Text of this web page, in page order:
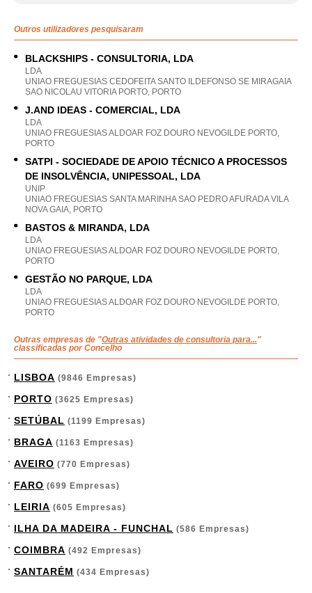
Outros utilizadores pesquisaram
BLACKSHIPS - CONSULTORIA, LDA
LDA
UNIAO FREGUESIAS CEDOFEITA SANTO ILDEFONSO SE MIRAGAIA
SAO NICOLAU VITORIA PORTO, PORTO
J.AND IDEAS - COMERCIAL, LDA
LDA
UNIAO FREGUESIAS ALDOAR FOZ DOURO NEVOGILDE PORTO,
PORTO
SATPI - SOCIEDADE DE APOIO TÉCNICO A PROCESSOS
DE INSOLVÊNCIA, UNIPESSOAL, LDA
UNIP
UNIAO FREGUESIAS SANTA MARINHA SAO PEDRO AFURADA VILA
NOVA GAIA, PORTO
BASTOS & MIRANDA, LDA
LDA
UNIAO FREGUESIAS ALDOAR FOZ DOURO NEVOGILDE PORTO,
PORTO
GESTÃO NO PARQUE, LDA
LDA
UNIAO FREGUESIAS ALDOAR FOZ DOURO NEVOGILDE PORTO,
PORTO
Outras empresas de "Outras atividades de consultoria para..."
classificadas por Concelho
LISBOA (9846 Empresas)
PORTO (3625 Empresas)
SETÚBAL (1199 Empresas)
BRAGA (1163 Empresas)
AVEIRO (770 Empresas)
FARO (699 Empresas)
LEIRIA (605 Empresas)
ILHA DA MADEIRA - FUNCHAL (586 Empresas)
COIMBRA (492 Empresas)
SANTARÉM (434 Empresas)